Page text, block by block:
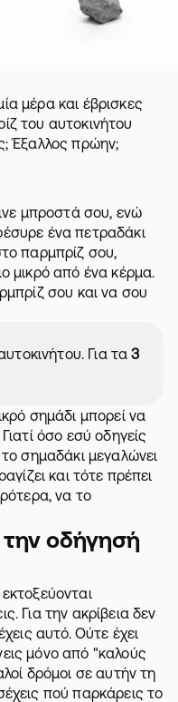
μέρα και έβρισκες
του αυτοκινήτου
Έξαλλος πρώην;
μπροστά σου, ενώ
ένα πετραδάκι
παρμπρίζ σου,
μικρό από ένα κέρμα.
σου και να σου
Για τα3
σημάδι μπορεί να
όσο εσύ οδηγείς
σημαδάκι μεγαλώνει
και τότε πρέπει
να το
την οδήγησή
Για την ακρίβεια δεν
αυτό. Ούτε έχει
μόνο από "καλούς
δρόμοι σε αυτήν τη
πού παρκάρεις το